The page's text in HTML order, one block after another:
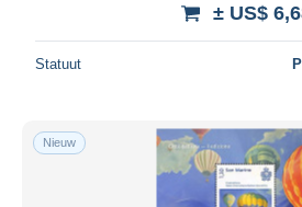
± US$
Statuut
Nieuw